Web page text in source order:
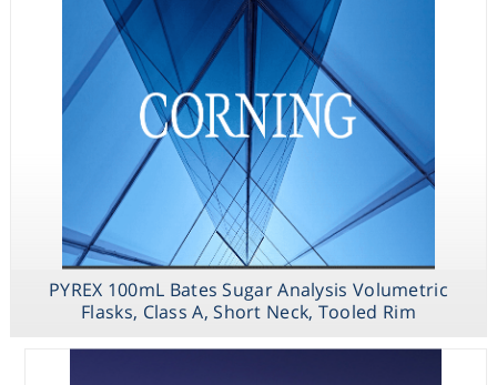
PYREX 100mL Bates Sugar Analysis Volumetric
Flasks, Class A, Short Neck, Tooled Rim
PYREX 250mL
Low Actinic
Narrow Mouth
Erlenmeyer
Standard Taper
Stopper